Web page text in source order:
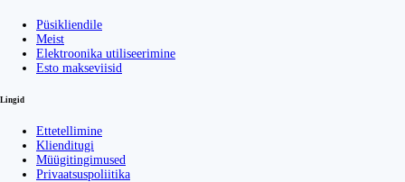
Püsikliendile
Meist
Elektroonika utiliseerimine
Esto makseviisid
Lingid
Ettetellimine
Klienditugi
Müügitingimused
Privaatsuspoliitika